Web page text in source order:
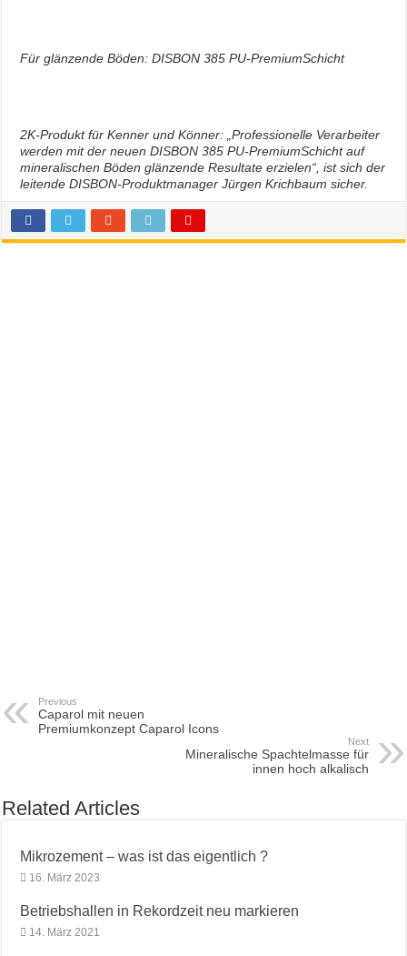
Für glänzende Böden: DISBON 385 PU-PremiumSchicht
2K-Produkt für Kenner und Könner: „Professionelle Verarbeiter
werden mit der neuen DISBON 385 PU-PremiumSchicht auf
mineralischen Böden glänzende Resultate erzielen“, ist sich der
leitende DISBON-Produktmanager Jürgen Krichbaum sicher.
Previous
Caparol mit neuen
Premiumkonzept Caparol Icons
Next
Mineralische Spachtelmasse für
innen hoch alkalisch
Related Articles
Mikrozement – was ist das eigentlich ?
16. März 2023
Betriebshallen in Rekordzeit neu markieren
14. März 2021